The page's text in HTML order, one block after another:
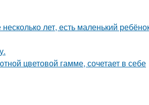
лет, есть маленький
цветовой гамме, сочетает в себе